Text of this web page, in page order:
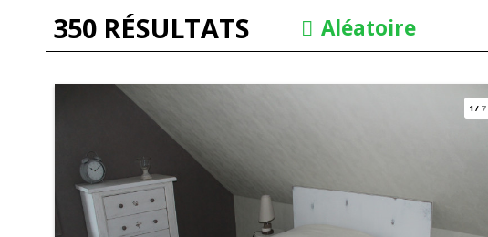
350 RÉSULTATS Aléatoire
1/ 7